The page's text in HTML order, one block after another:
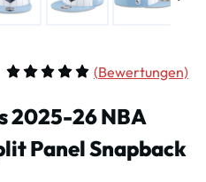
(Bewertungen)
2025-26 NBA
Panel Snapback